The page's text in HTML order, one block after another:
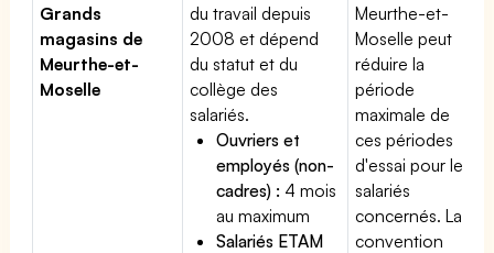
Grands
magasins de
Meurthe-et-
Moselle
du travail depuis
2008 et dépend
du statut et du
collège des
salariés.
Ouvriers et
employés (non-
cadres) : 4 mois
au maximum
Salariés ETAM
Meurthe-et-
Moselle peut
réduire la
période
maximale de
ces périodes
d'essai pour les
salariés
concernés. La
convention